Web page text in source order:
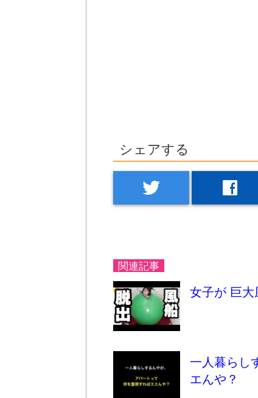
シェアする
twitter facebook
関連記事
女子が 巨大
一人暮らし
エんや？